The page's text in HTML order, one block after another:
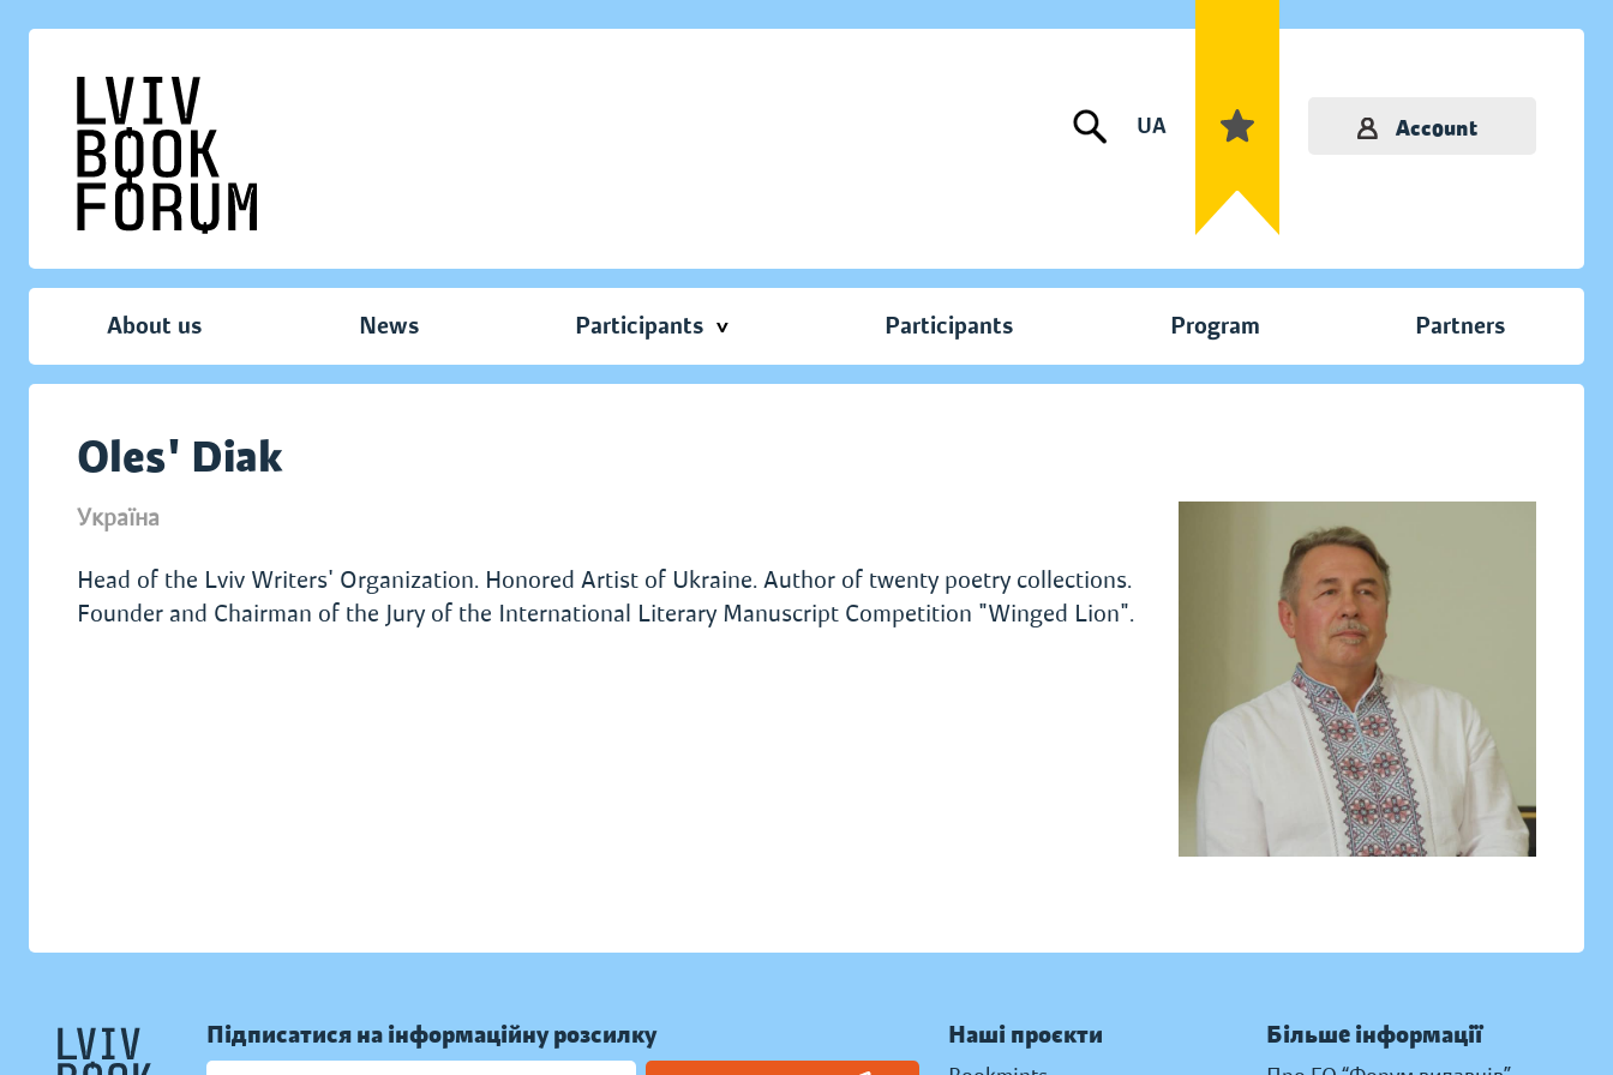
UA Account
About us News Participants Participants Program Partners
Oles' Diak
Україна
Head of the Lviv Writers' Organization. Honored Artist of Ukraine. Author of twenty poetry collections.
Founder and Chairman of the Jury of the International Literary Manuscript Competition "Winged Lion".
Підписатися на інформаційну розсилку Наші проєкти Більше інформації